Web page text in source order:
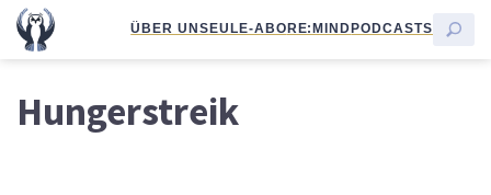
ÜBER UNSEULE-ABORE:MINDPODCASTS
Hungerstreik